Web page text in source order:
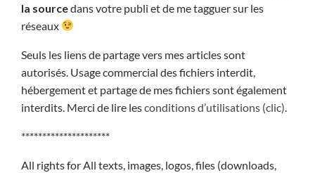
la sourcedans votre publi et de me tagguer sur les
réseaux
Seuls les liens de partage vers mes articles sont
autorisés. Usage commercial des fichiers interdit,
hébergement et partage de mes fichiers sont également
interdits. Merci de lire lesconditions d’utilisations (clic)
*********************
All rights for All texts, images, logos, files (downloads,